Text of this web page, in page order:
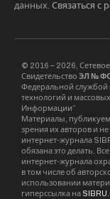
данных. Связаться с
© 2016 – 2026,
Свидетельство ЭЛ № ФС
Федеральной службой
технологий и
Информации”
Материалы,
зрения их авторов и
интернет-журнала
обязана это делать.
интернет-журнала
в том числе об
использовании
гиперссылка на